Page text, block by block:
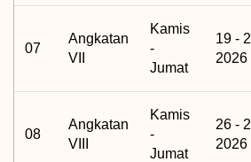
07
Angkatan
VII
Kamis
-
Jumat
19 -
2026
08
Angkatan
VIII
Kamis
-
Jumat
26 -
2026